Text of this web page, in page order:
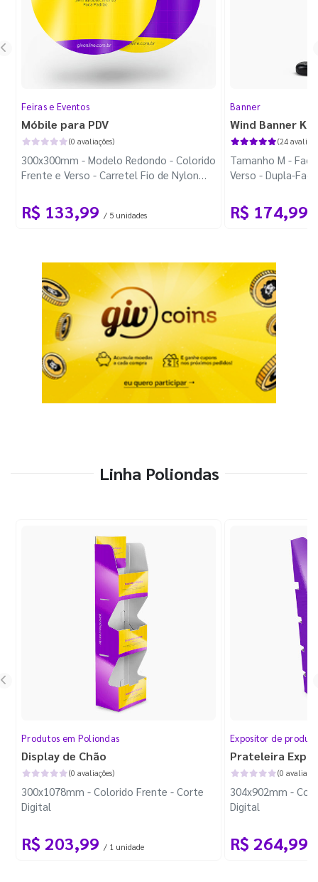
Feiras e Eventos
Móbile para PDV
(0 avaliações)
300x300mm - Modelo Redondo - Colorido
Frente e Verso - Carretel Fio de Nylon
R$ 133,99 / 5 unidades
Banner
Wind Banner
(24
Tamanho M -
Verso - Dupla-
R$ 174,99
Linha Poliondas
Produtos em Poliondas
Display de Chão
(0 avaliações)
300x1078mm - Colorido Frente - Corte
Digital
R$ 203,99 / 1 unidade
Expositor de
Prateleira
(0
304x902mm -
Digital
R$ 264,99